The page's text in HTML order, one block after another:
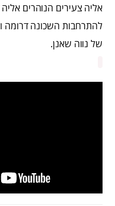
אליה צעירים הנוהרים
להתרחבות השכונה דרומה
של נווה שאנן.